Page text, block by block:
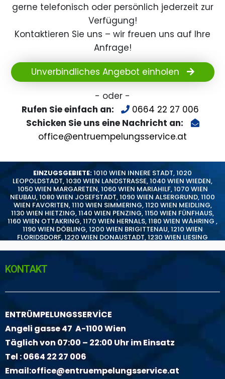
gerne telefonisch oder persönlich jederzeit zur
Verfügung!
Kontaktieren Sie uns – wir freuen uns auf Ihre
Anfrage!
Unverbindliches Angebot einholen
- oder -
Rufen Sie einfach an:
0664 22 27 006
Schicken Sie uns eine Nachricht an:
office@entruempelungsservice.at
EINZUGSGEBIETE:1010 WIEN INNERE STADT,1020
LEOPOLDSTADT,1030 WIEN LANDSTRASSE,1040 WIEN WIEDEN,
1050 WIEN MARGARETEN,1060 WIEN MARIAHILF,1070 WIEN
NEUBAU,1080 WIEN JOSEFSTADT,1090 WIEN ALSERGRUND,1100
WIEN FAVORITEN,1110 WIEN SIMMERING,1120 WIEN MEIDLING,
1130 WIEN HIETZING,1140 WIEN PENZING,1150 WIEN FÜNFHAUS,
1160 WIEN OTTAKRING,1170 WIEN HERNALS,1180 WIEN WÄHRING ,
1190 WIEN DÖBLING,1200 WIEN BRIGITTENAU,1210 WIEN
FLORIDSDORF,1220 WIEN DONAUSTADT,1230 WIEN LIESING
KONTAKT
ENTRÜMPELUNGSSERVİCE
Angeli gasse 47 A-1100 Wien
Täglich von 07:00 – 22:00 Uhr im Einsatz
Tel :0664 22 27 006
Email:office@entruempelungsservice.at